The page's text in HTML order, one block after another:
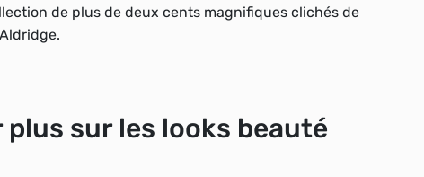
de plus de deux cents magnifiques clichés de
plus sur les looks beauté